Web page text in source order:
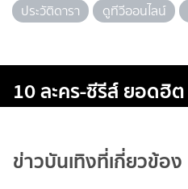
ประวัติดารา
ดูทีวีออนไลน์
10 ละคร-ซีรีส์ ยอดฮิต
ข่าวบันเทิงที่เกี่ยวข้อง